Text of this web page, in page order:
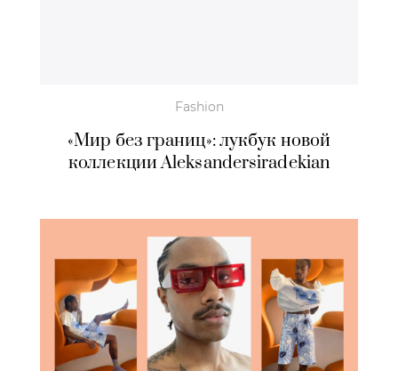
Fashion
«Мир без границ»: лукбук новой
коллекции Aleksandersiradekian